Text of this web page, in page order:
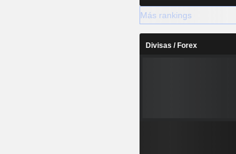
Más rankings
Divisas / Forex